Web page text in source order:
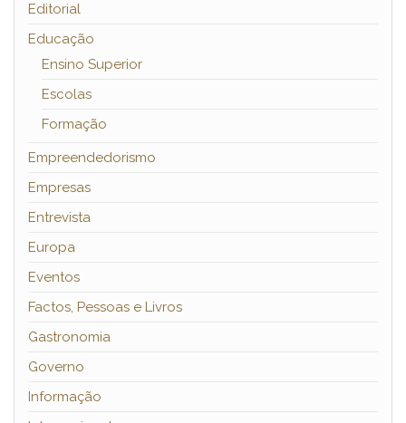
Editorial
Educação
Ensino Superior
Escolas
Formação
Empreendedorismo
Empresas
Entrevista
Europa
Eventos
Factos, Pessoas e Livros
Gastronomia
Governo
Informação